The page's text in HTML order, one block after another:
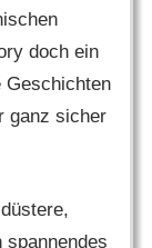
doch ein
ganz sicher